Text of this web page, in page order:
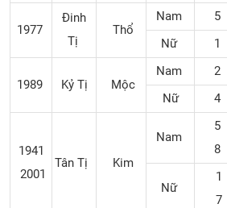
1977
Đinh
Tị
Thổ
Nam 5
Nữ
1
1989 Kỷ Tị Mộc
Nam 2
Nữ
4
1941
2001
Tân Tị Kim
Nam
5
8
Nữ
1
7